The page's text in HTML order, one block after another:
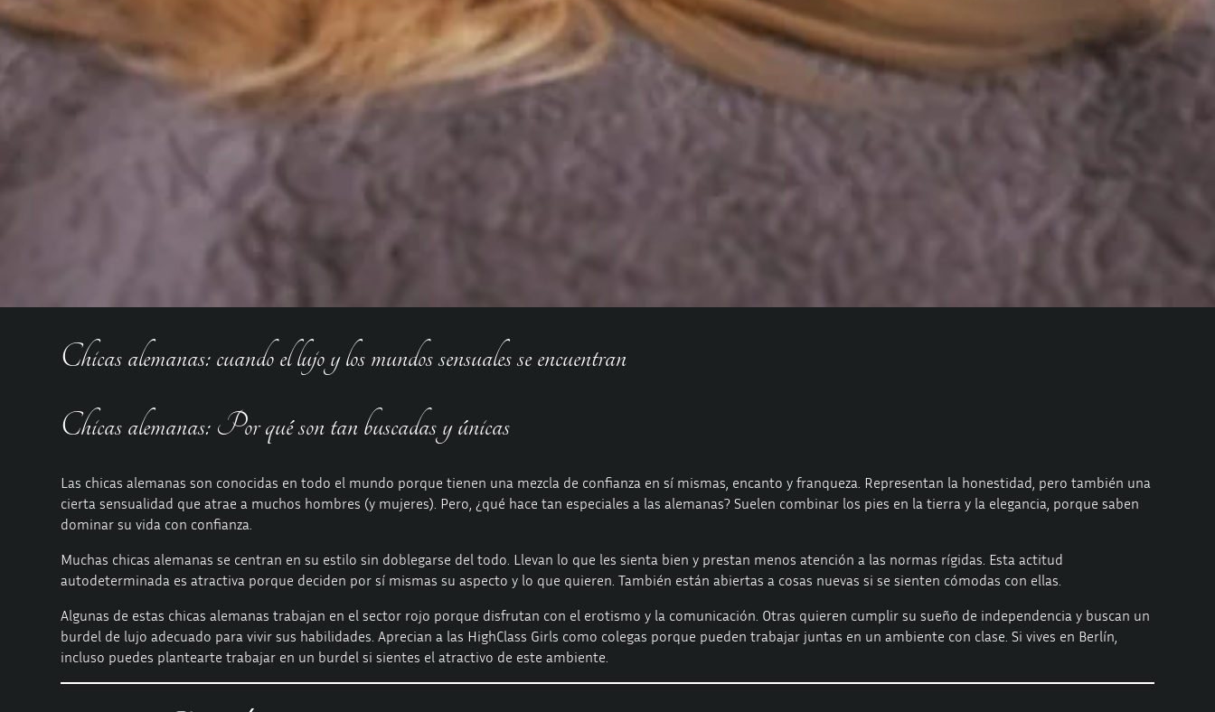
Chicas alemanas: cuando el lujo y los mundos sensuales se encuentran
Chicas alemanas: Por qué son tan buscadas y únicas
Las chicas alemanas son conocidas en todo el mundo porque tienen una mezcla de confianza en sí mismas, encanto y franqueza. Representan la honestidad, pero también una
cierta sensualidad que atrae a muchos hombres (y mujeres). Pero, ¿qué hace tan especiales a las alemanas? Suelen combinar los pies en la tierra y la elegancia, porque saben
dominar su vida con confianza.
Muchas chicas alemanas se centran en su estilo sin doblegarse del todo. Llevan lo que les sienta bien y prestan menos atención a las normas rígidas. Esta actitud
autodeterminada es atractiva porque deciden por sí mismas su aspecto y lo que quieren. También están abiertas a cosas nuevas si se sienten cómodas con ellas.
Algunas de estas chicas alemanas trabajan en el sector rojo porque disfrutan con el erotismo y la comunicación. Otras quieren cumplir su sueño de independencia y buscan un
burdel de lujo adecuado para vivir sus habilidades. Aprecian a las HighClass Girls como colegas porque pueden trabajar juntas en un ambiente con clase. Si vives en Berlín,
incluso puedes plantearte trabajar en un burdel si sientes el atractivo de este ambiente.